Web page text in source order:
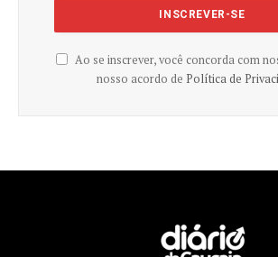
Ao se inscrever, você concorda com
nosso acordo de Política de